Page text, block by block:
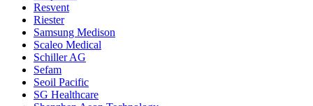
Resvent
Riester
Samsung Medison
Scaleo Medical
Schiller AG
Sefam
Seoil Pacific
SG Healthcare